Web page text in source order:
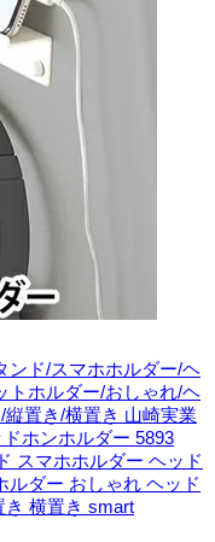
ンド/スマホホルダー/ヘ
トホルダー/おしゃれ/ヘ
置き/横置き 山崎実業
ホンホルダー 5893
スマホホルダー ヘッド
ルダー おしゃれ ヘッド
き 横置き smart